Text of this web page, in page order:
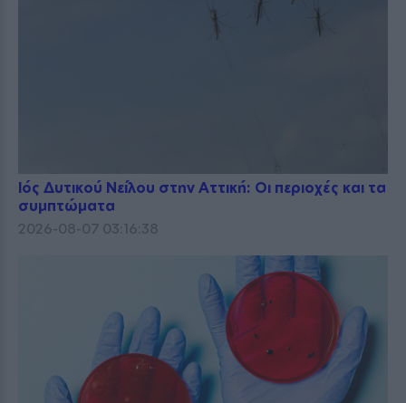
Ιός Δυτικού Νείλου στην Αττική: Οι περιοχές και τα
συμπτώματα
2026-08-07 03:16:38